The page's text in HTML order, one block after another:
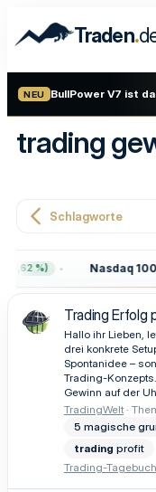
Traden.
NEU BullPower V7 ist da
trading
Schlagworte
%) Nasdaq 100
Trading Erfolg
Hallo ihr Lieben,
drei konkrete
Spontanidee –
Trading-
Gewinn auf der
TradingWelt
5 magische
trading profit
Trading-